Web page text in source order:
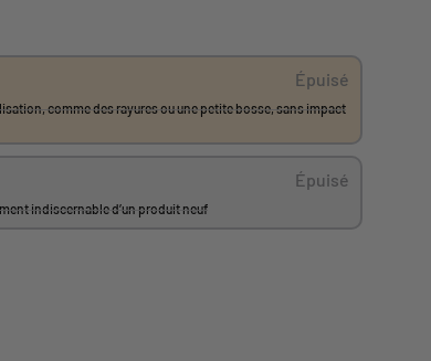
Épuisé
comme des rayures ou une petite bosse, sans impact
Épuisé
indiscernable d’un produit neuf